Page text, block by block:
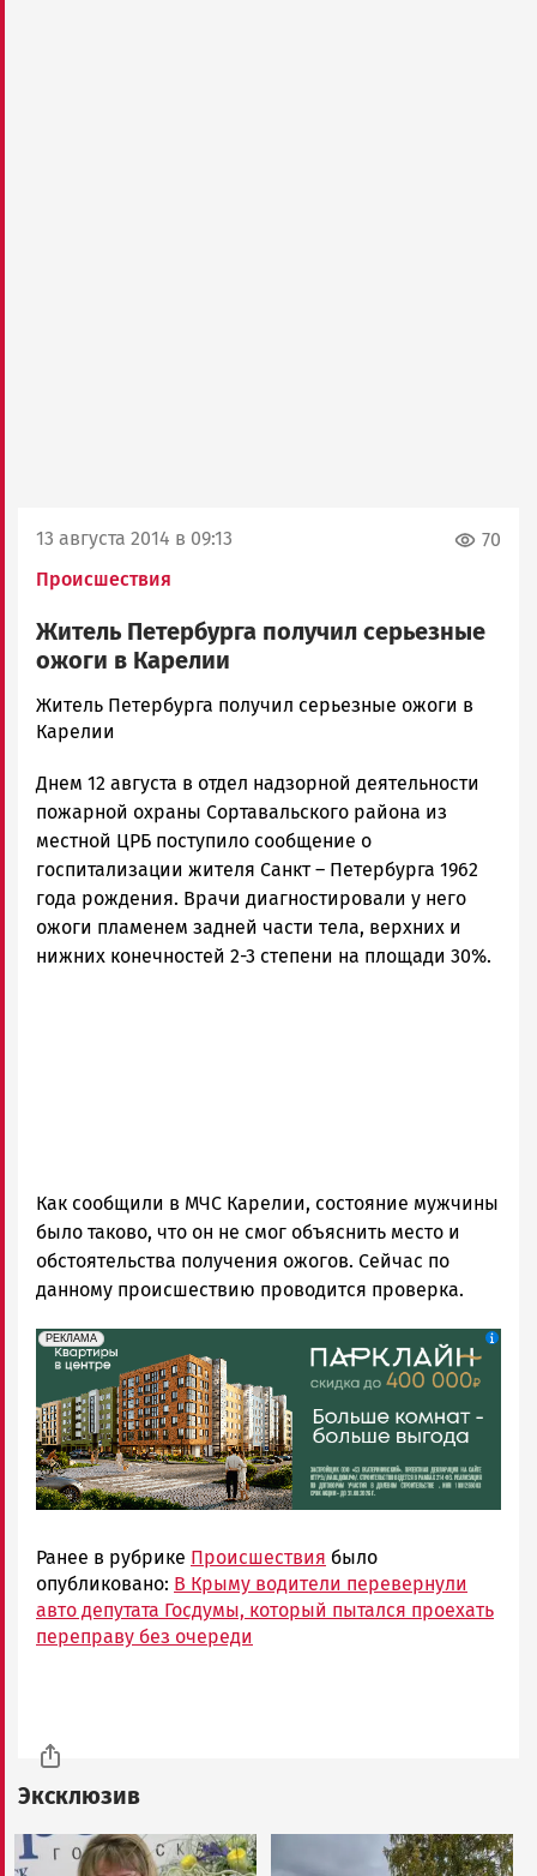
13 августа 2014 в 09:13
Происшествия
70
Житель Петербурга получил серьезные
ожоги в Карелии
admintimur
Новости
и
Карелии
|
Петрозаводск
ГОВОРИТ
Житель Петербурга получил серьезные ожоги в
Карелии
Днем 12 августа в отдел надзорной деятельности
пожарной охраны Сортавальского района из
местной ЦРБ поступило сообщение о
госпитализации жителя Санкт – Петербурга 1962
года рождения. Врачи диагностировали у него
ожоги пламенем задней части тела, верхних и
нижних конечностей 2-3 степени на площади 30%.
Как сообщили в МЧС Карелии, состояние мужчины
было таково, что он не смог объяснить место и
обстоятельства получения ожогов. Сейчас по
данному происшествию проводится проверка.
erid: 2SDnjdeSPnB
РЕКЛАМА
Реклама
Ранее в рубрике Происшествия было
опубликовано: В Крыму водители перевернули
авто депутата Госдумы, который пытался проехать
переправу без очереди
Эксклюзив
Image